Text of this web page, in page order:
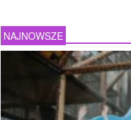
NAJNOWSZE